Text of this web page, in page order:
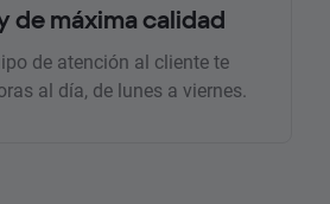
de máxima calidad
de atención al cliente te
al día, de lunes a viernes.